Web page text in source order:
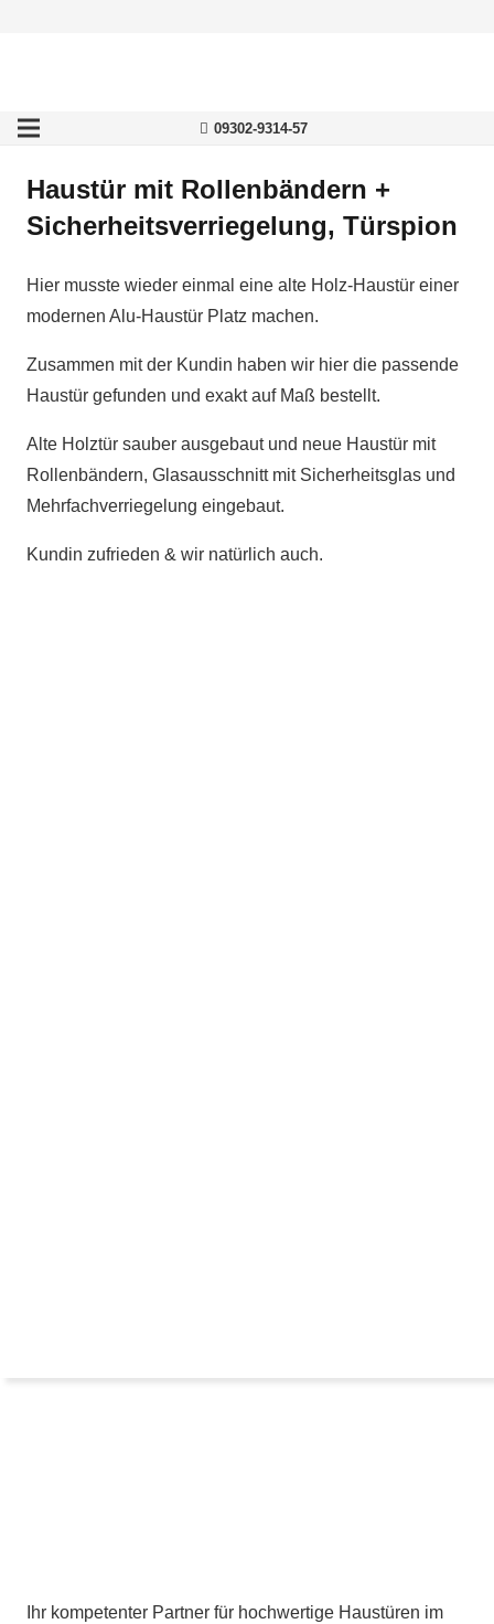
09302-9314-57
Haustür mit Rollenbändern +
Sicherheitsverriegelung, Türspion
Hier musste wieder einmal eine alte Holz-Haustür einer
modernen Alu-Haustür Platz machen.
Zusammen mit der Kundin haben wir hier die passende
Haustür gefunden und exakt auf Maß bestellt.
Alte Holztür sauber ausgebaut und neue Haustür mit
Rollenbändern, Glasausschnitt mit Sicherheitsglas und
Mehrfachverriegelung eingebaut.
Kundin zufrieden & wir natürlich auch.
Ihr kompetenter Partner für hochwertige Haustüren im